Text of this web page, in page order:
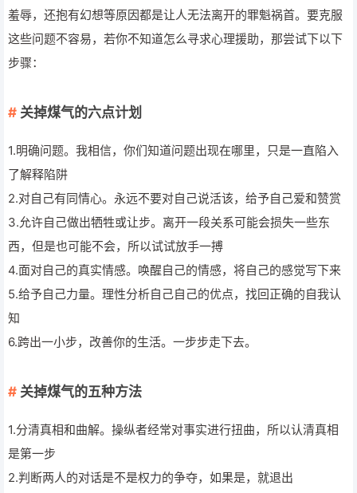
羞辱，还抱有幻想等原因都是让人无法离开的罪魁祸首。要克服
这些问题不容易，若你不知道怎么寻求心理援助，那尝试下以下
步骤：
关掉煤气的六点计划
1.明确问题。我相信，你们知道问题出现在哪里，只是一直陷入
了解释陷阱
2.对自己有同情心。永远不要对自己说活该，给予自己爱和赞赏
3.允许自己做出牺牲或让步。离开一段关系可能会损失一些东
西，但是也可能不会，所以试试放手一搏
4.面对自己的真实情感。唤醒自己的情感，将自己的感觉写下来
5.给予自己力量。理性分析自己自己的优点，找回正确的自我认
知
6.跨出一小步，改善你的生活。一步步走下去。
关掉煤气的五种方法
1.分清真相和曲解。操纵者经常对事实进行扭曲，所以认清真相
是第一步
2.判断两人的对话是不是权力的争夺，如果是，就退出